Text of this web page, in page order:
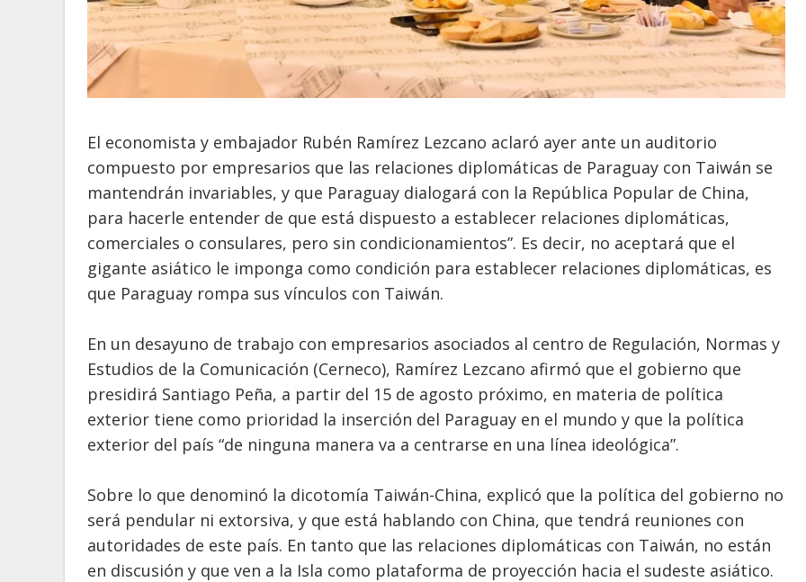
El economista y embajador Rubén Ramírez Lezcano aclaró ayer ante un auditorio
compuesto por empresarios que las relaciones diplomáticas de Paraguay con Taiwán se
mantendrán invariables, y que Paraguay dialogará con la República Popular de China,
para hacerle entender de que está dispuesto a establecer relaciones diplomáticas,
comerciales o consulares, pero sin condicionamientos”. Es decir, no aceptará que el
gigante asiático le imponga como condición para establecer relaciones diplomáticas, es
que Paraguay rompa sus vínculos con Taiwán.
En un desayuno de trabajo con empresarios asociados al centro de Regulación, Normas y
Estudios de la Comunicación (Cerneco), Ramírez Lezcano afirmó que el gobierno que
presidirá Santiago Peña, a partir del 15 de agosto próximo, en materia de política
exterior tiene como prioridad la inserción del Paraguay en el mundo y que la política
exterior del país “de ninguna manera va a centrarse en una línea ideológica”.
Sobre lo que denominó la dicotomía Taiwán-China, explicó que la política del gobierno no
será pendular ni extorsiva, y que está hablando con China, que tendrá reuniones con
autoridades de este país. En tanto que las relaciones diplomáticas con Taiwán, no están
en discusión y que ven a la Isla como plataforma de proyección hacia el sudeste asiático.